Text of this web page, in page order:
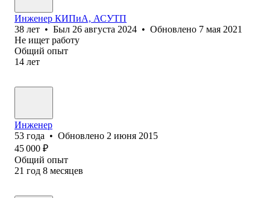
Инженер КИПиА, АСУТП
38 лет • Был 26 августа 2024 • Обновлено 7 мая 2021
Не ищет работу
Общий опыт
14 лет
Инженер
53 года • Обновлено 2 июня 2015
45 000 ₽
Общий опыт
21 год 8 месяцев